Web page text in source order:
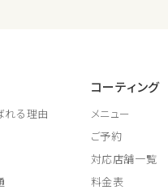
れる理由
コーティング
メニュー
ご予約
対応店舗一覧
料金表